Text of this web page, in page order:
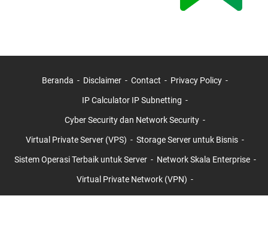
Beranda Disclaimer Contact Privacy Policy
IP Calculator IP Subnetting
Cyber Security dan Network Security
Virtual Private Server (VPS) Storage Server untuk Bisnis
Sistem Operasi Terbaik untuk Server Network Skala Enterprise
Virtual Private Network (VPN)